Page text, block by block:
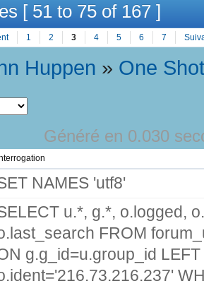
[ 51 to 75 of 167 ]
1 2 3 4 5 6 7
Huppen » One
Généré en 0.030
NAMES 'utf8'
u.*, g.*, o.logged,
FROM
g.g_id=u.group_id